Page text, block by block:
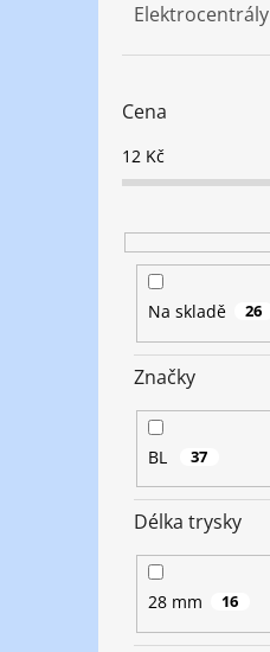
Elektrocentrály
Cena
12 Kč
Na skladě 26
Značky
BL 37
Délka trysky
28 mm 16